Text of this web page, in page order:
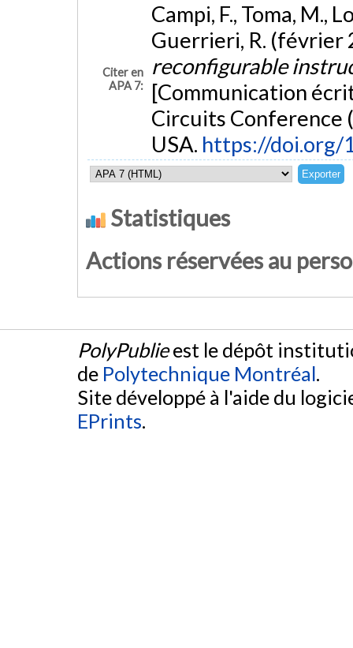
Citer en
APA 7:
Campi, F., Toma, M.,
Guerrieri, R. (février
reconfigurable
[Communication
Circuits Conference
USA. https://doi.org/
Statistiques
Actions réservées au
PolyPublieest le dépôt
de Polytechnique Montréal.
Site développé à l'aide du
EPrints.